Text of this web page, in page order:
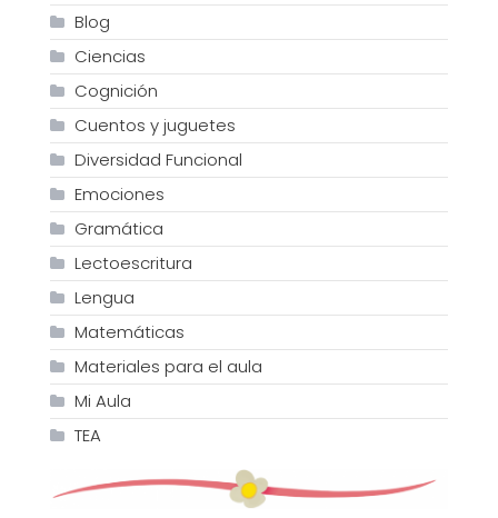
Blog
Ciencias
Cognición
Cuentos y juguetes
Diversidad Funcional
Emociones
Gramática
Lectoescritura
Lengua
Matemáticas
Materiales para el aula
Mi Aula
TEA